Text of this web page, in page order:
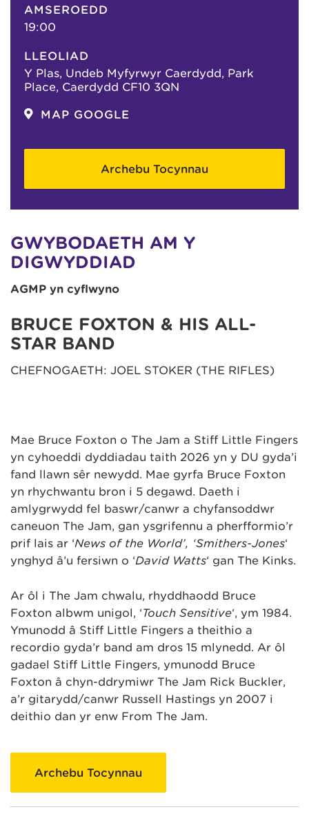
AMSEROEDD
19:00
LLEOLIAD
Y Plas, Undeb Myfyrwyr Caerdydd, Park
Place, Caerdydd CF10 3QN
MAP GOOGLE
Archebu Tocynnau
GWYBODAETH AM Y
DIGWYDDIAD
AGMP yn cyflwyno
BRUCE FOXTON & HIS ALL-
STAR BAND
CHEFNOGAETH: JOEL STOKER (THE RIFLES)
Mae Bruce Foxton o The Jam a Stiff Little Fingers
yn cyhoeddi dyddiadau taith 2026 yn y DU gyda’i
fand llawn sêr newydd. Mae gyrfa Bruce Foxton
yn rhychwantu bron i 5 degawd. Daeth i
amlygrwydd fel baswr/canwr a chyfansoddwr
caneuon The Jam, gan ysgrifennu a pherfformio’r
prif lais ar ‘News of the World’, ‘Smithers-Jones‘
ynghyd â’u fersiwn o ‘David Watts‘ gan The Kinks.
Ar ôl i The Jam chwalu, rhyddhaodd Bruce
Foxton albwm unigol, ‘Touch Sensitive‘, ym 1984.
Ymunodd â Stiff Little Fingers a theithio a
recordio gyda’r band am dros 15 mlynedd. Ar ôl
gadael Stiff Little Fingers, ymunodd Bruce
Foxton â chyn-ddrymiwr The Jam Rick Buckler,
a’r gitarydd/canwr Russell Hastings yn 2007 i
deithio dan yr enw From The Jam.
Archebu Tocynnau